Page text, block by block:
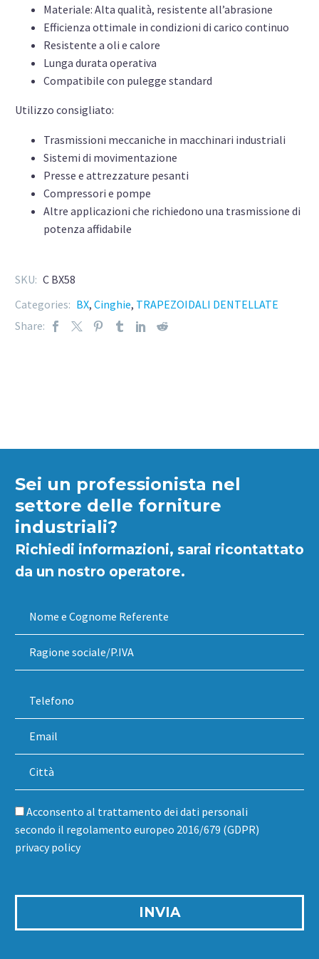
Materiale: Alta qualità, resistente all’abrasione
Efficienza ottimale in condizioni di carico continuo
Resistente a oli e calore
Lunga durata operativa
Compatibile con pulegge standard
Utilizzo consigliato:
Trasmissioni meccaniche in macchinari industriali
Sistemi di movimentazione
Presse e attrezzature pesanti
Compressori e pompe
Altre applicazioni che richiedono una trasmissione di
potenza affidabile
SKU: C BX58
Categories: BX, Cinghie, TRAPEZOIDALI DENTELLATE
Share:
Sei un professionista nel
settore delle forniture
industriali?
Richiedi informazioni, sarai ricontattato
da un nostro operatore.
Acconsento al trattamento dei dati personali
secondo il regolamento europeo 2016/679 (GDPR)
privacy policy